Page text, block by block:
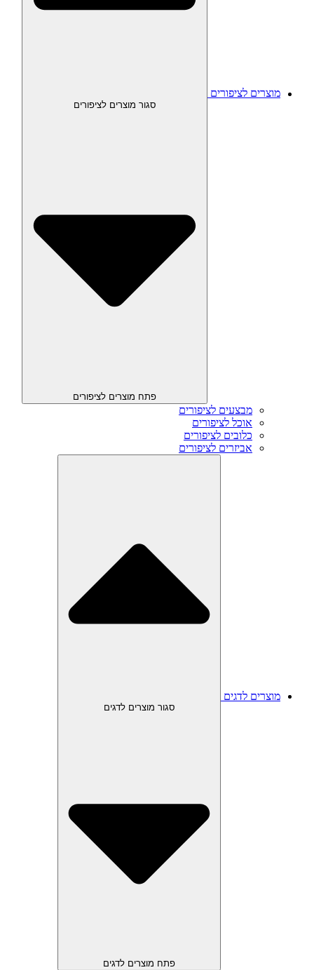
מוצרים לציפורים
סגור מוצרים לציפורים
פתח מוצרים לציפורים
מבצעים לציפורים
אוכל לציפורים
כלובים לציפורים
אביזרים לציפורים
מוצרים לדגים
סגור מוצרים לדגים
פתח מוצרים לדגים